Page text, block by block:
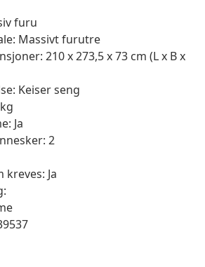
furu
Massivt furutre
210 x 273,5 x 73 cm (L x B x
Keiser seng
Ja
2
kreves: Ja